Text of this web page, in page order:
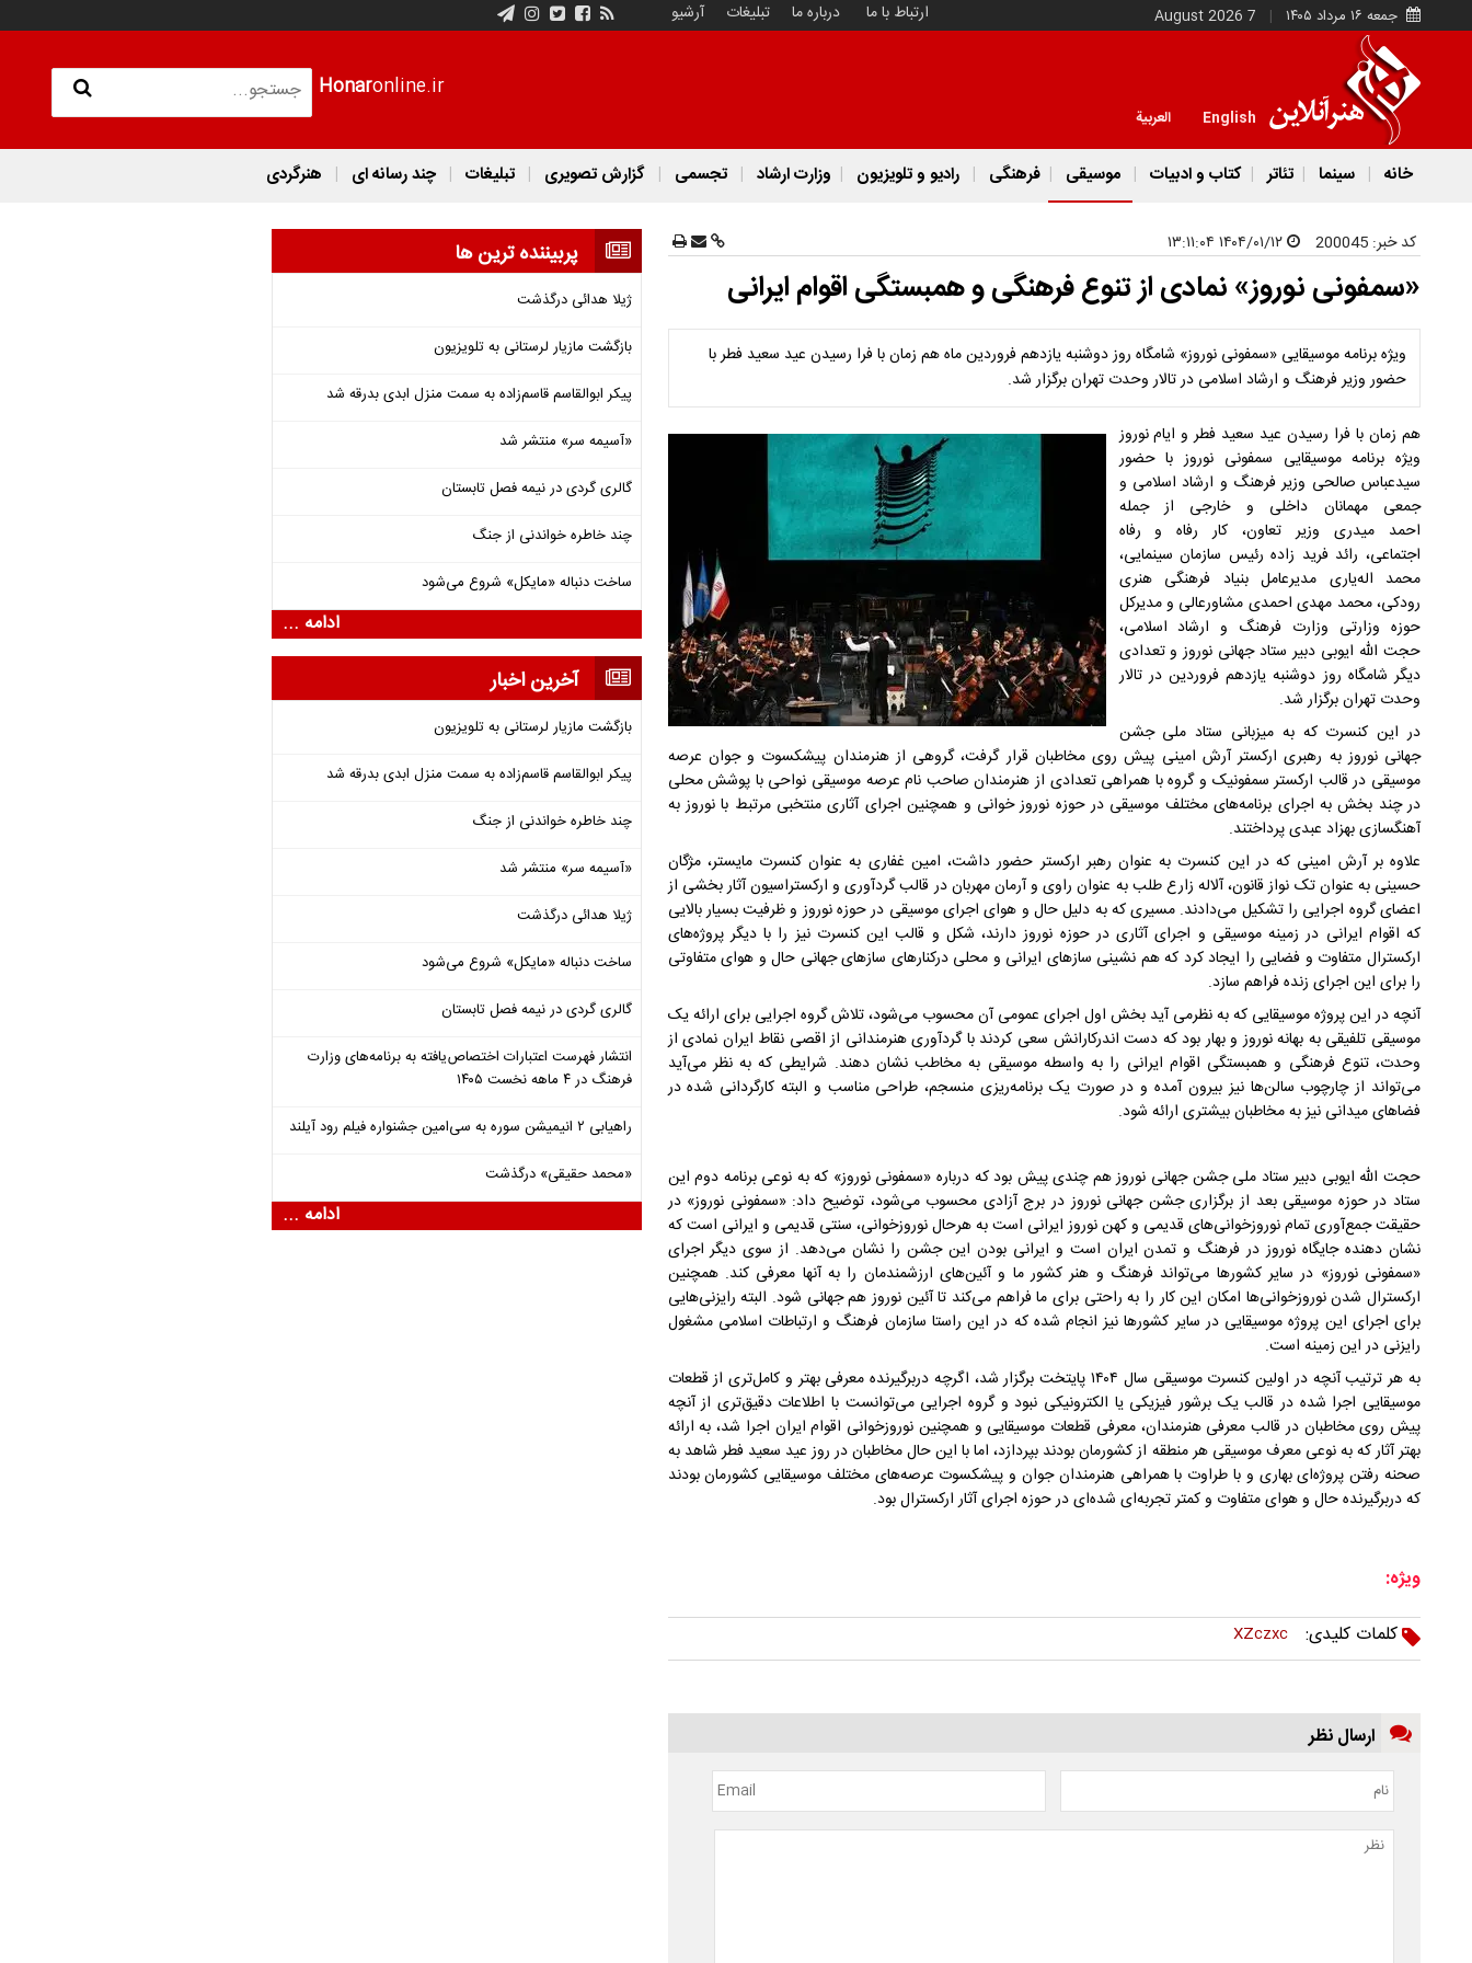
جمعه ۱۶ مرداد ۱۴۰۵ 7 August 2026 ارتباط با ما درباره ما تبلیغات آرشیو
Honaronline.ir
English العربية
خانه سینما تئاتر کتاب و ادبیات موسیقی فرهنگی رادیو و تلویزیون وزارت ارشاد تجسمی گزارش تصویری تبلیغات چند رسانه ای هنرگردی
کد خبر: 200045
«سمفونی نوروز» نمادی از تنوع فرهنگی و همبستگی اقوام ایرانی
ویژه برنامه موسیقایی «سمفونی نوروز» شامگاه روز دوشنبه یازدهم فروردین ماه هم زمان با فرا رسیدن عید سعید فطر با
حضور وزیر فرهنگ و ارشاد اسلامی در تالار وحدت تهران برگزار شد.
هم زمان با فرا رسیدن عید سعید فطر و ایام نوروز
ویژه برنامه موسیقایی سمفونی نوروز با حضور
سیدعباس صالحی وزیر فرهنگ و ارشاد اسلامی و
جمعی مهمانان داخلی و خارجی از جمله
احمد میدری وزیر تعاون، کار رفاه و رفاه
اجتماعی، رائد فرید زاده رئیس سازمان سینمایی،
محمد اله‌یاری مدیرعامل بنیاد فرهنگی هنری
رودکی، محمد مهدی احمدی مشاورعالی و مدیرکل
حوزه وزارتی وزارت فرهنگ و ارشاد اسلامی،
حجت الله ایوبی دبیر ستاد جهانی نوروز و تعدادی
دیگر شامگاه روز دوشنبه یازدهم فروردین در تالار
وحدت تهران برگزار شد.
در این کنسرت که به میزبانی ستاد ملی جشن
جهانی نوروز به رهبری ارکستر آرش امینی پیش روی مخاطبان قرار گرفت، گروهی از هنرمندان پیشکسوت و جوان عرصه
موسیقی در قالب ارکستر سمفونیک و گروه با همراهی تعدادی از هنرمندان صاحب نام عرصه موسیقی نواحی با پوشش محلی
در چند بخش به اجرای برنامه‌های مختلف موسیقی در حوزه نوروز خوانی و همچنین اجرای آثاری منتخبی مرتبط با نوروز به
آهنگسازی بهزاد عبدی پرداختند.
علاوه بر آرش امینی که در این کنسرت به عنوان رهبر ارکستر حضور داشت، امین غفاری به عنوان کنسرت مایستر، مژگان
حسینی به عنوان تک نواز قانون، آلاله زارع طلب به عنوان راوی و آرمان مهربان در قالب گردآوری و ارکستراسیون آثار بخشی از
اعضای گروه اجرایی را تشکیل می‌دادند. مسیری که به دلیل حال و هوای اجرای موسیقی در حوزه نوروز و ظرفیت بسیار بالایی
که اقوام ایرانی در زمینه موسیقی و اجرای آثاری در حوزه نوروز دارند، شکل و قالب این کنسرت نیز را با دیگر پروژه‌های
ارکسترال متفاوت و فضایی را ایجاد کرد که هم نشینی سازهای ایرانی و محلی درکنارهای سازهای جهانی حال و هوای متفاوتی
را برای این اجرای زنده فراهم سازد.
آنچه در این پروژه موسیقایی که به نظرمی آید بخش اول اجرای عمومی آن محسوب می‌شود، تلاش گروه اجرایی برای ارائه یک
موسیقی تلفیقی به بهانه نوروز و بهار بود که دست اندرکارانش سعی کردند با گردآوری هنرمندانی از اقصی نقاط ایران نمادی از
وحدت، تنوع فرهنگی و همبستگی اقوام ایرانی را به واسطه موسیقی به مخاطب نشان دهند. شرایطی که به نظر می‌آید
می‌تواند از چارچوب سالن‌ها نیز بیرون آمده و در صورت یک برنامه‌ریزی منسجم، طراحی مناسب و البته کارگردانی شده در
فضاهای میدانی نیز به مخاطبان بیشتری ارائه شود.
حجت الله ایوبی دبیر ستاد ملی جشن جهانی نوروز هم چندی پیش بود که درباره «سمفونی نوروز» که به نوعی برنامه دوم این
ستاد در حوزه موسیقی بعد از برگزاری جشن جهانی نوروز در برج آزادی محسوب می‌شود، توضیح داد: «سمفونی نوروز» در
حقیقت جمع‌آوری تمام نوروزخوانی‌های قدیمی و کهن نوروز ایرانی است به هرحال نوروزخوانی، سنتی قدیمی و ایرانی است که
نشان دهنده جایگاه نوروز در فرهنگ و تمدن ایران است و ایرانی بودن این جشن را نشان می‌دهد. از سوی دیگر اجرای
«سمفونی نوروز» در سایر کشورها می‌تواند فرهنگ و هنر کشور ما و آئین‌های ارزشمندمان را به آنها معرفی کند. همچنین
ارکسترال شدن نوروزخوانی‌ها امکان این کار را به راحتی برای ما فراهم می‌کند تا آئین نوروز هم جهانی شود. البته رایزنی‌هایی
برای اجرای این پروژه موسیقایی در سایر کشورها نیز انجام شده که در این راستا سازمان فرهنگ و ارتباطات اسلامی مشغول
رایزنی در این زمینه است.
به هر ترتیب آنچه در اولین کنسرت موسیقی سال ۱۴۰۴ پایتخت برگزار شد، اگرچه دربرگیرنده معرفی بهتر و کامل‌تری از قطعات
موسیقایی اجرا شده در قالب یک برشور فیزیکی یا الکترونیکی نبود و گروه اجرایی می‌توانست با اطلاعات دقیق‌تری از آنچه
پیش روی مخاطبان در قالب معرفی هنرمندان، معرفی قطعات موسیقایی و همچنین نوروزخوانی اقوام ایران اجرا شد، به ارائه
بهتر آثار که به نوعی معرف موسیقی هر منطقه از کشورمان بودند بپردازد، اما با این حال مخاطبان در روز عید سعید فطر شاهد به
صحنه رفتن پروژه‌ای بهاری و با طراوت با همراهی هنرمندان جوان و پیشکسوت عرصه‌های مختلف موسیقایی کشورمان بودند
که دربرگیرنده حال و هوای متفاوت و کمتر تجربه‌ای شده‌ای در حوزه اجرای آثار ارکسترال بود.
ویژه:
کلمات کلیدی:
XZczxc
ارسال نظر
پربیننده ترین ها
ژیلا هدائی درگذشت
بازگشت مازیار لرستانی به تلویزیون
پیکر ابوالقاسم قاسم‌زاده به سمت منزل ابدی بدرقه شد
«آسیمه سر» منتشر شد
گالری گردی در نیمه فصل تابستان
چند خاطره خواندنی از جنگ
ساخت دنباله «مایکل» شروع می‌شود
ادامه ...
آخرین اخبار
بازگشت مازیار لرستانی به تلویزیون
پیکر ابوالقاسم قاسم‌زاده به سمت منزل ابدی بدرقه شد
چند خاطره خواندنی از جنگ
«آسیمه سر» منتشر شد
ژیلا هدائی درگذشت
ساخت دنباله «مایکل» شروع می‌شود
گالری گردی در نیمه فصل تابستان
انتشار فهرست اعتبارات اختصاص‌یافته به برنامه‌های وزارت
فرهنگ در ۴ ماهه نخست ۱۴۰۵
راهیابی ۲ انیمیشن سوره به سی‌امین جشنواره فیلم رود آیلند
«محمد حقیقی» درگذشت
ادامه ...